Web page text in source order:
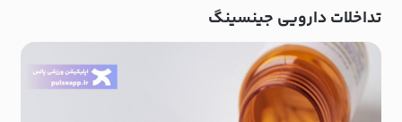
تداخلات دارویی جینسینگ